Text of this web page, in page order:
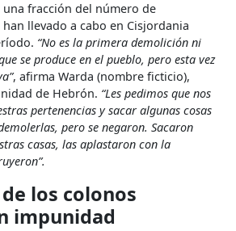
una fracción del número de
llevado a cabo en Cisjordania
“No es la primera demolición ni
se produce en el pueblo, pero esta vez
, afirma Warda (nombre ficticio),
de Hebrón. “Les pedimos que nos
pertenencias y sacar algunas cosas
pero se negaron. Sacaron
casas, las aplastaron con la
los colonos
impunidad